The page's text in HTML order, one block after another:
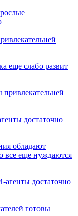
еще слабо развит
достаточно
обладают
все еще нуждаются
готовы